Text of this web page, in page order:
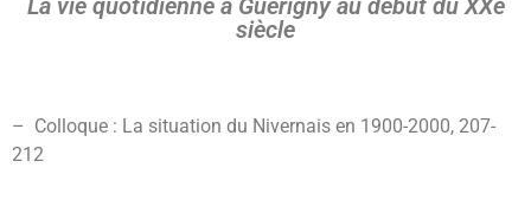
La vie quotidienne à Guérigny au début du XXe
siècle
– Colloque : La situation du Nivernais en 1900-2000, 207-
212